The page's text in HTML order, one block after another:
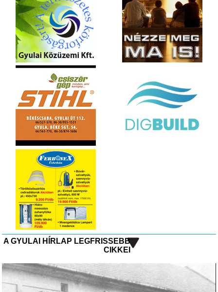
A GYULAI HÍRLAP LEGFRISSEBB
CIKKEI